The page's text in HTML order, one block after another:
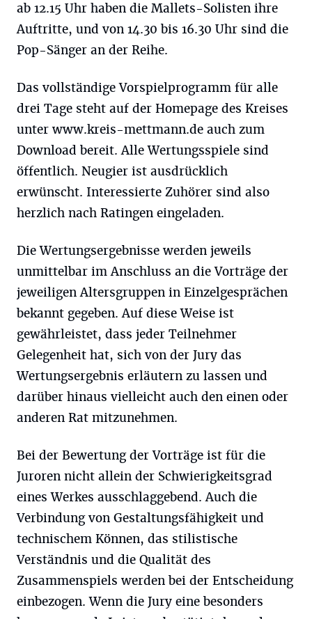
ab 12.15 Uhr haben die Mallets-Solisten ihre
Auftritte, und von 14.30 bis 16.30 Uhr sind die
Pop-Sänger an der Reihe.
Das vollständige Vorspielprogramm für alle
drei Tage steht auf der Homepage des Kreises
unter www.kreis-mettmann.de auch zum
Download bereit. Alle Wertungsspiele sind
öffentlich. Neugier ist ausdrücklich
erwünscht. Interessierte Zuhörer sind also
herzlich nach Ratingen eingeladen.
Die Wertungsergebnisse werden jeweils
unmittelbar im Anschluss an die Vorträge der
jeweiligen Altersgruppen in Einzelgesprächen
bekannt gegeben. Auf diese Weise ist
gewährleistet, dass jeder Teilnehmer
Gelegenheit hat, sich von der Jury das
Wertungsergebnis erläutern zu lassen und
darüber hinaus vielleicht auch den einen oder
anderen Rat mitzunehmen.
Bei der Bewertung der Vorträge ist für die
Juroren nicht allein der Schwierigkeitsgrad
eines Werkes ausschlaggebend. Auch die
Verbindung von Gestaltungsfähigkeit und
technischem Können, das stilistische
Verständnis und die Qualität des
Zusammenspiels werden bei der Entscheidung
einbezogen. Wenn die Jury eine besonders